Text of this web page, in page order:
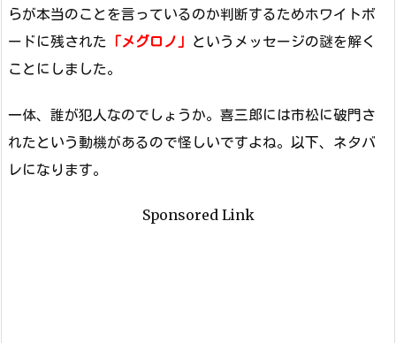
らが本当のことを言っているのか判断するためホワイトボ
ードに残された 「メグロノ」 というメッセージの謎を解く
ことにしました。
一体、誰が犯人なのでしょうか。喜三郎には市松に破門さ
れたという動機があるので怪しいですよね。以下、ネタバ
レになります。
Sponsored Link